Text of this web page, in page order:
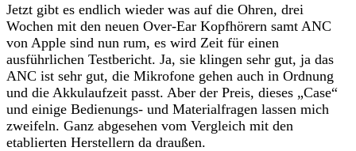
Jetzt gibt es endlich wieder was auf die Ohren, drei
Wochen mit den neuen Over-Ear Kopfhörern samt ANC
von Apple sind nun rum, es wird Zeit für einen
ausführlichen Testbericht. Ja, sie klingen sehr gut, ja das
ANC ist sehr gut, die Mikrofone gehen auch in Ordnung
und die Akkulaufzeit passt. Aber der Preis, dieses „Case“
und einige Bedienungs- und Materialfragen lassen mich
zweifeln. Ganz abgesehen vom Vergleich mit den
etablierten Herstellern da draußen.